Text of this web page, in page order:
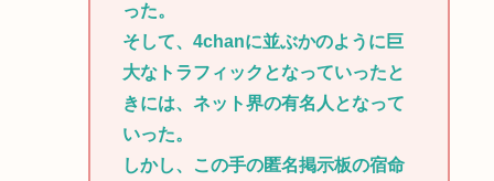
った。
そして、4chanに並ぶかのように巨
大なトラフィックとなっていったと
きには、ネット界の有名人となって
いった。
しかし、この手の匿名掲示板の宿命